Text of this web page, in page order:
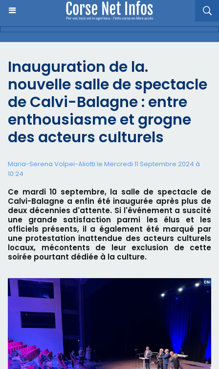
Inauguration de la.
nouvelle salle de spectacle
de Calvi-Balagne : entre
enthousiasme et grogne
des acteurs culturels
Maria-Serena Volpei-Aliotti le Mercredi 11 Septembre 2024 à
10:24
Ce mardi 10 septembre, la salle de spectacle de
Calvi-Balagne a enfin été inaugurée après plus de
deux décennies d'attente. Si l'événement a suscité
une grande satisfaction parmi les élus et les
officiels présents, il a également été marqué par
une protestation inattendue des acteurs culturels
locaux, mécontents de leur exclusion de cette
soirée pourtant dédiée à la culture.